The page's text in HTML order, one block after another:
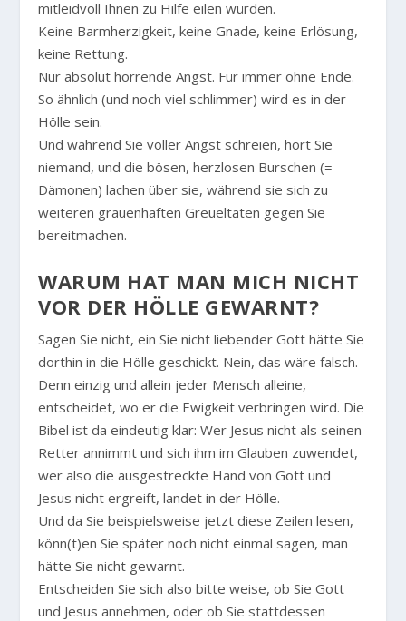
mitleidvoll Ihnen zu Hilfe eilen würden.
Keine Barmherzigkeit, keine Gnade, keine Erlösung,
keine Rettung.
Nur absolut horrende Angst. Für immer ohne Ende.
So ähnlich (und noch viel schlimmer) wird es in der
Hölle sein.
Und während Sie voller Angst schreien, hört Sie
niemand, und die bösen, herzlosen Burschen (=
Dämonen) lachen über sie, während sie sich zu
weiteren grauenhaften Greueltaten gegen Sie
bereitmachen.
WARUM HAT MAN MICH NICHT
VOR DER HÖLLE GEWARNT?
Sagen Sie nicht, ein Sie nicht liebender Gott hätte Sie
dorthin in die Hölle geschickt. Nein, das wäre falsch.
Denn einzig und allein jeder Mensch alleine,
entscheidet, wo er die Ewigkeit verbringen wird. Die
Bibel ist da eindeutig klar: Wer Jesus nicht als seinen
Retter annimmt und sich ihm im Glauben zuwendet,
wer also die ausgestreckte Hand von Gott und
Jesus nicht ergreift, landet in der Hölle.
Und da Sie beispielsweise jetzt diese Zeilen lesen,
könn(t)en Sie später noch nicht einmal sagen, man
hätte Sie nicht gewarnt.
Entscheiden Sie sich also bitte weise, ob Sie Gott
und Jesus annehmen, oder ob Sie stattdessen